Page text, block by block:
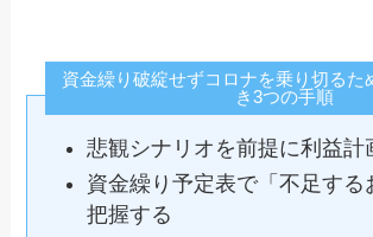
資金繰り破綻せずコロナを乗り切るた
き3つの手順
悲観シナリオを前提に利益計
資金繰り予定表で「不足する
把握する